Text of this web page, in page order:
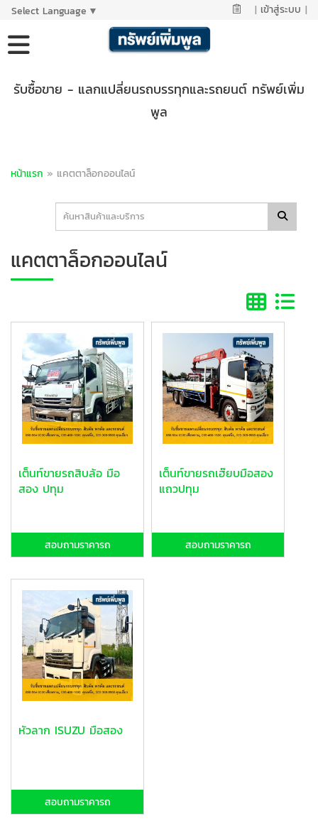
Select Language ▼ | เข้าสู่ระบบ |
รับซื้อขาย - แลกแปลี่ยนรถบรรทุกและรถยนต์ ทรัพย์เพิ่ม
พูล
หน้าแรก » แคตตาล็อกออนไลน์
แคตตาล็อกออนไลน์
เต็นท์ขายรถสิบล้อ มือ
สอง ปทุม
สอบถามราคารถ
เต็นท์ขายรถเฮ๊ยบมือสอง
แถวปทุม
สอบถามราคารถ
หัวลาก ISUZU มือสอง
สอบถามราคารถ